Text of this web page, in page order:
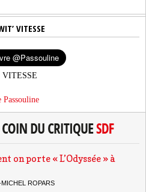
VITESSE
VITESSE
Passouline
on porte « L’Odyssée » à
ROPARS